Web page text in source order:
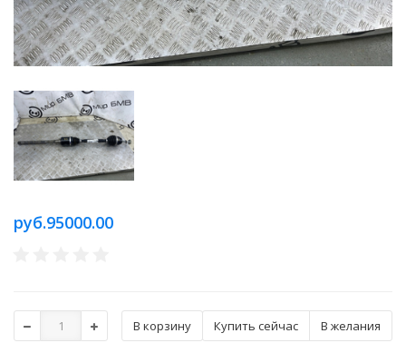
руб.95000.00
Купить сейчас В желания